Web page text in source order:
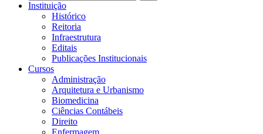
Instituição
Histórico
Reitoria
Infraestrutura
Editais
Publicações Institucionais
Cursos
Administração
Arquitetura e Urbanismo
Biomedicina
Ciências Contábeis
Direito